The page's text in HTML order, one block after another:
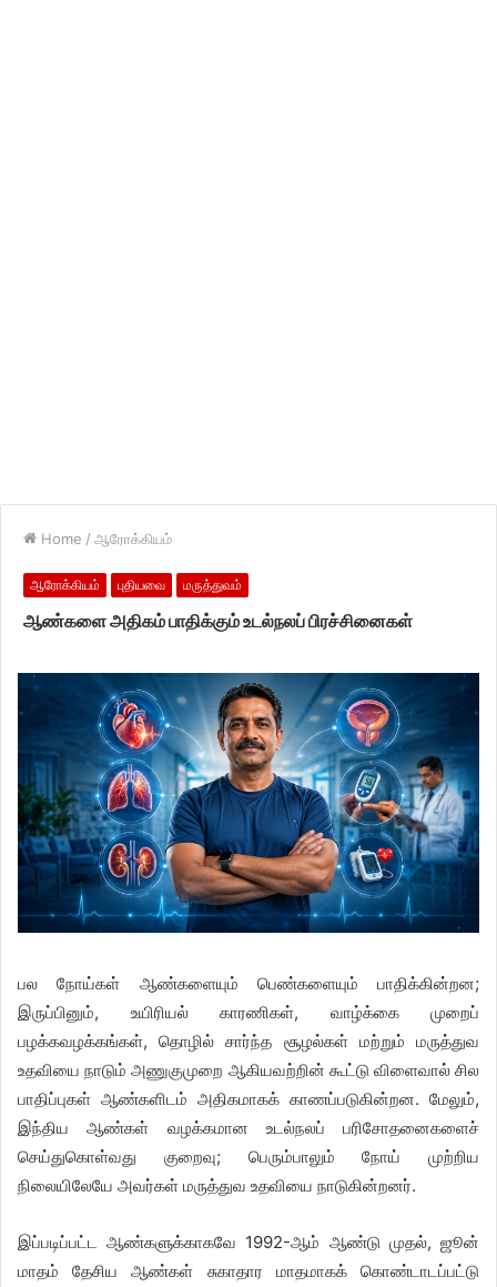
Home / ஆரோக்கியம்
ஆரோக்கியம் புதியவை மருத்துவம்
ஆண்களை அதிகம் பாதிக்கும் உடல்நலப் பிரச்சினைகள்
பல நோய்கள் ஆண்களையும் பெண்களையும் பாதிக்கின்றன;
இருப்பினும், உயிரியல் காரணிகள், வாழ்க்கை முறைப்
பழக்கவழக்கங்கள், தொழில் சார்ந்த சூழல்கள் மற்றும் மருத்துவ
உதவியை நாடும் அணுகுமுறை ஆகியவற்றின் கூட்டு விளைவால் சில
பாதிப்புகள் ஆண்களிடம் அதிகமாகக் காணப்படுகின்றன. மேலும்,
இந்திய ஆண்கள் வழக்கமான உடல்நலப் பரிசோதனைகளைச்
செய்துகொள்வது குறைவு; பெரும்பாலும் நோய் முற்றிய
நிலையிலேயே அவர்கள் மருத்துவ உதவியை நாடுகின்றனர்.
இப்படிப்பட்ட ஆண்களுக்காகவே 1992-ஆம் ஆண்டு முதல், ஜூன்
மாதம் தேசிய ஆண்கள் சுகாதார மாதமாகக் கொண்டாடப்பட்டு